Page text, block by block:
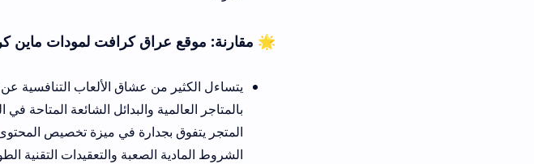
🌟 مقارنة: موقع عراق كرافت لمودات ماين كرافت والبدائل
يتساءل الكثير من عشاق الألعاب التنافسية عن الجدوى
بالمتاجر العالمية والبدائل الشائعة المتاحة في الساحة
المتجر يتفوق بجدارة في ميزة تخصيص المحتوى للجمهور
الشروط المادية الصعبة والتعقيدات التقنية الطويلة التي تفرضها